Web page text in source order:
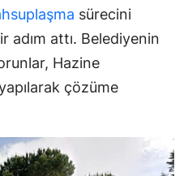
sürecini
adım attı. Belediyenin
Hazine
çözüme